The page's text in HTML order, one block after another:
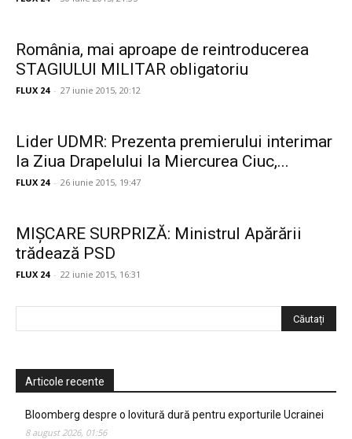
România, mai aproape de reintroducerea
STAGIULUI MILITAR obligatoriu
FLUX 24 - 27 iunie 2015, 20:12
Lider UDMR: Prezenta premierului interimar
la Ziua Drapelului la Miercurea Ciuc,...
FLUX 24 - 26 iunie 2015, 19:47
MIȘCARE SURPRIZĂ: Ministrul Apărării
trădează PSD
FLUX 24 - 22 iunie 2015, 16:31
Articole recente
Bloomberg despre o lovitură dură pentru exporturile Ucrainei
8 august 2026, 01:56